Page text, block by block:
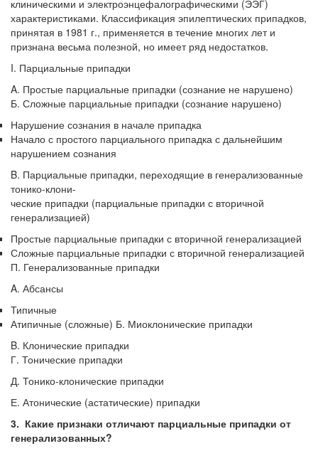
клиническими и электроэн­цефалографическими (ЭЭГ)
характеристиками. Классификация эпилептических припадков,
принятая в 1981 г., применяется в течение многих лет и
признана весь­ма полезной, но имеет ряд недостатков.
I. Парциальные припадки
A. Простые парциальные припадки (сознание не нарушено)
Б. Сложные парциальные припадки (сознание нарушено)
Нарушение сознания в начале припадка
Начало с простого парциального припадка с дальнейшим
нарушением сознания
B. Парциальные припадки, переходящие в генерализованные
тонико-клони-
ческие припадки (парциальные припадки с вторичной
генерализацией)
Простые парциальные припадки с вторичной генерализацией
Сложные парциальные припадки с вторичной генерализацией
П. Генерализованные припадки
A. Абсансы
Типичные
Атипичные (сложные) Б. Миоклонические припадки
B. Клонические припадки
Г. Тонические припадки
Д. Тонико-клонические припадки
Е. Атонические (астатические) припадки
3. Какие признаки отличают парциальные припадки от
генерализованных?